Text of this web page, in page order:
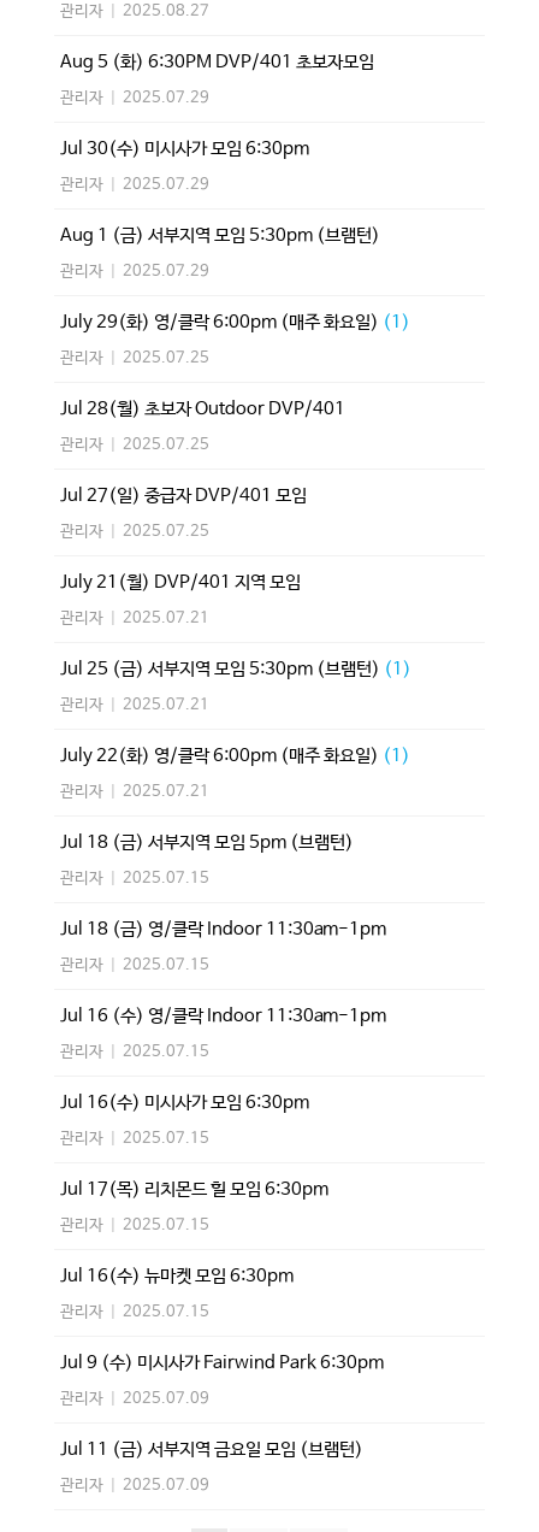
관리자 2025.08.27
Aug 5 (화) 6:30PM DVP/401 초보자모임
관리자 2025.07.29
Jul 30(수) 미시사가 모임 6:30pm
관리자 2025.07.29
Aug 1 (금) 서부지역 모임 5:30pm (브램턴)
관리자 2025.07.29
July 29(화) 영/클락 6:00pm (매주 화요일) (1)
관리자 2025.07.25
Jul 28(월) 초보자 Outdoor DVP/401
관리자 2025.07.25
Jul 27(일) 중급자 DVP/401 모임
관리자 2025.07.25
July 21(월) DVP/401 지역 모임
관리자 2025.07.21
Jul 25 (금) 서부지역 모임 5:30pm (브램턴) (1)
관리자 2025.07.21
July 22(화) 영/클락 6:00pm (매주 화요일) (1)
관리자 2025.07.21
Jul 18 (금) 서부지역 모임 5pm (브램턴)
관리자 2025.07.15
Jul 18 (금) 영/클락 Indoor 11:30am-1pm
관리자 2025.07.15
Jul 16 (수) 영/클락 Indoor 11:30am-1pm
관리자 2025.07.15
Jul 16(수) 미시사가 모임 6:30pm
관리자 2025.07.15
Jul 17(목) 리치몬드 힐 모임 6:30pm
관리자 2025.07.15
Jul 16(수) 뉴마켓 모임 6:30pm
관리자 2025.07.15
Jul 9 (수) 미시사가 Fairwind Park 6:30pm
관리자 2025.07.09
Jul 11 (금) 서부지역 금요일 모임 (브램턴)
관리자 2025.07.09